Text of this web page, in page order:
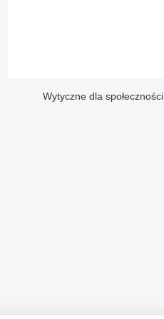
Wytyczne dla społeczności